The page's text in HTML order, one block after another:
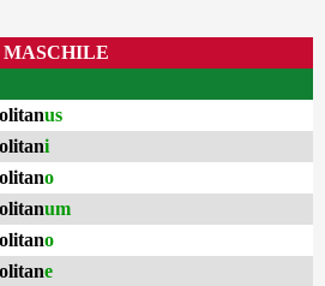
MASCHILE
us
i
o
um
o
e